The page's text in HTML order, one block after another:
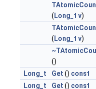
( Long_t v)
( Long_t v)
()
Long_t
Get () const
Long_t
Get () const